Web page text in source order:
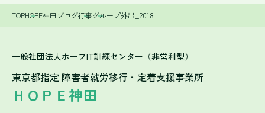
TOPHOPE神田ブログ行事グループ外出_2018
一般社団法人ホープIT訓練センター（非営利型）
東京都指定 障害者就労移行・定着支援事業所
ＨＯＰＥ神田